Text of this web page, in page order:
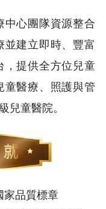
中心團隊資源整合
並建立即時、豐富
，提供全方位兒童
童醫療、照護與管
兒童醫院。
家品質標章